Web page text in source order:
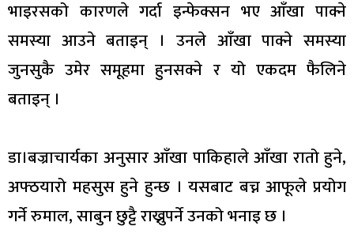
भाइरसको कारणले गर्दा इन्फेक्सन भए आँखा पाक्ने
समस्या आउने बताइन् । उनले आँखा पाक्ने समस्या
जुनसुकै उमेर समूहमा हुनसक्ने र यो एकदम फैलिने
बताइन् ।
डा।बज्राचार्यका अनुसार आँखा पाकिहाले आँखा रातो हुने,
अफ्ठयारो महसुस हुने हुन्छ । यसबाट बच्न आफूले प्रयोग
गर्ने रुमाल, साबुन छुट्टै राख्नुपर्ने उनको भनाइ छ ।